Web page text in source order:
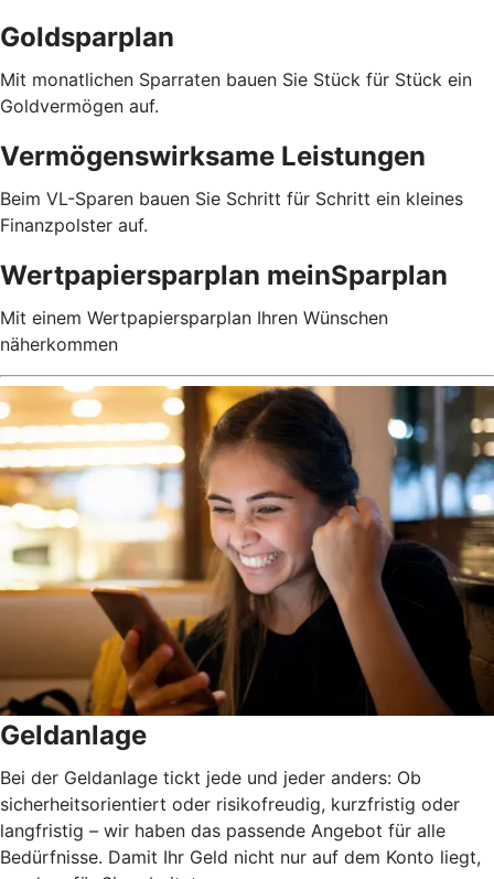
Goldsparplan
Mit monatlichen Sparraten bauen Sie Stück für Stück ein
Goldvermögen auf.
Vermögenswirksame Leistungen
Beim VL-Sparen bauen Sie Schritt für Schritt ein kleines
Finanzpolster auf.
Wertpapiersparplan meinSparplan
Mit einem Wertpapiersparplan Ihren Wünschen
näherkommen
Geldanlage
Bei der Geldanlage tickt jede und jeder anders: Ob
sicherheitsorientiert oder risikofreudig, kurzfristig oder
langfristig – wir haben das passende Angebot für alle
Bedürfnisse. Damit Ihr Geld nicht nur auf dem Konto liegt,